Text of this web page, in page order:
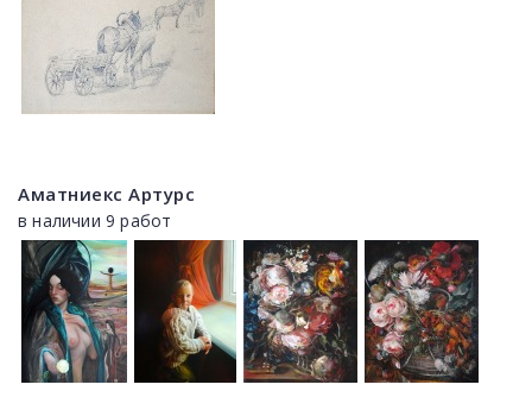
Аматниекс Артурс
в наличии 9 работ